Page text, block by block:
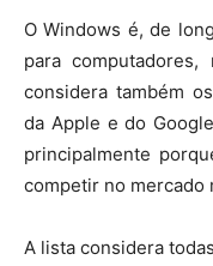
O Windows é, de
para
considera também
da Apple e do
principalmente
competir no mercado
A lista considera